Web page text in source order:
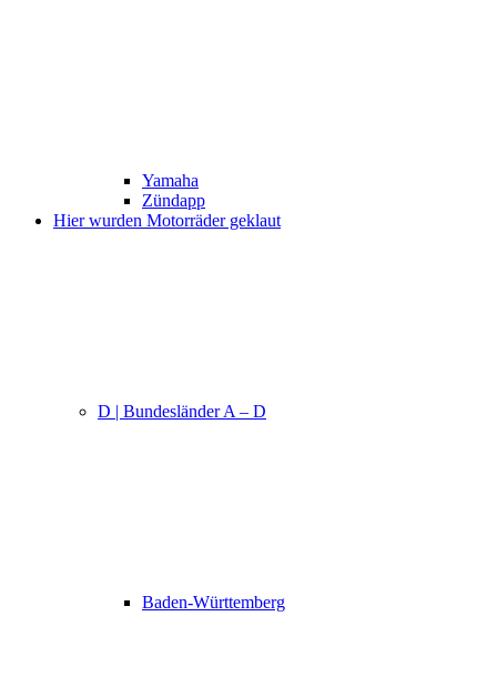
Yamaha
Zündapp
Hier wurden Motorräder geklaut
D | Bundesländer A – D
Baden-Württemberg